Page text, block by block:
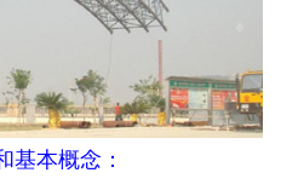
基本概念：